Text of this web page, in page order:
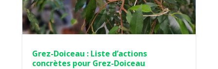
Grez-Doiceau : Liste d’actions
concrètes pour Grez-Doiceau